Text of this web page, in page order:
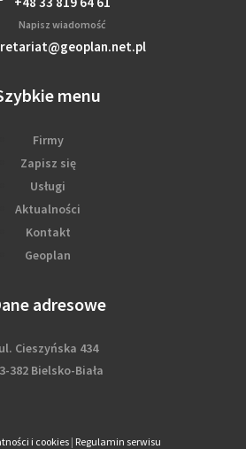
Napisz wiadomość
menu
Firmy
Zapisz się
Usługi
Aktualności
Kontakt
Geoplan
adresowe
ul. Cieszyńska 434
382 Bielsko-Biała
i cookies| Regulamin serwisu